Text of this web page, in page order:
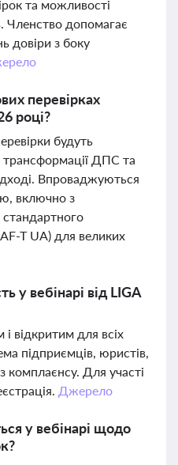
та можливості
Членство допомагає
довіри з боку
перевірках
році?
будуть
трансформації ДПС та
Впроваджуються
включно з
T UA) для великих
у вебінарі від LIGA
відкритим для всіх
підприємців, юристів,
комплаєнсу. Для участі
Джерело
у вебінарі щодо